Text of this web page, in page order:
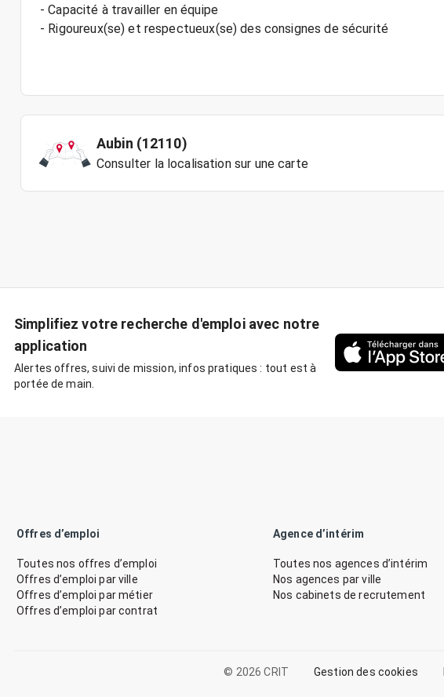
- Capacité à travailler en équipe
- Rigoureux(se) et respectueux(se) des consignes de sécurité
Aubin (12110)
Consulter la localisation sur une carte
Simplifiez votre recherche d'emploi avec notre
application
Alertes offres, suivi de mission, infos pratiques : tout est à
portée de main.
Offres d’emploi
Toutes nos offres d’emploi
Offres d’emploi par ville
Offres d’emploi par métier
Offres d’emploi par contrat
Agence d’intérim
Toutes nos agences d’intérim
Nos agences par ville
Nos cabinets de recrutement
© 2026 CRIT Gestion des cookies